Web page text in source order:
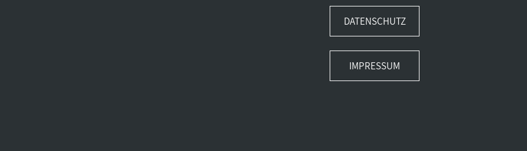
DATENSCHUTZ
IMPRESSUM